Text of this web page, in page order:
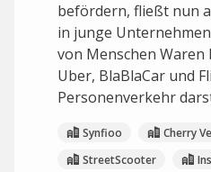
befördern, fließt nun
in junge
von Menschen Waren
Uber, BlaBlaCar und
Personenverkehr
Synfioo
Cherry
StreetScooter